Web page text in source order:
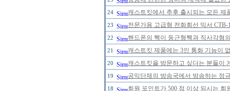
24 캐스트킷에서 추후 출시되는 모든
23 전문가용 고급형 전화회선 믹서
22 핸드폰의 짹이 둥근형짹과 직사각형
21 캐스트킷 제품에는 3인 통화 기능이
20 캐스트킷을 방문하고 싶다는 분들이
19 공익단체의 방송국에서 방송하는 정
18 회원 포인트가 500 점 이상 되시는 회